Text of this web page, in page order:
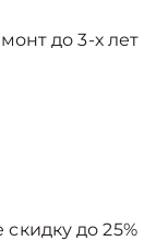
до 3-х лет
до 25%